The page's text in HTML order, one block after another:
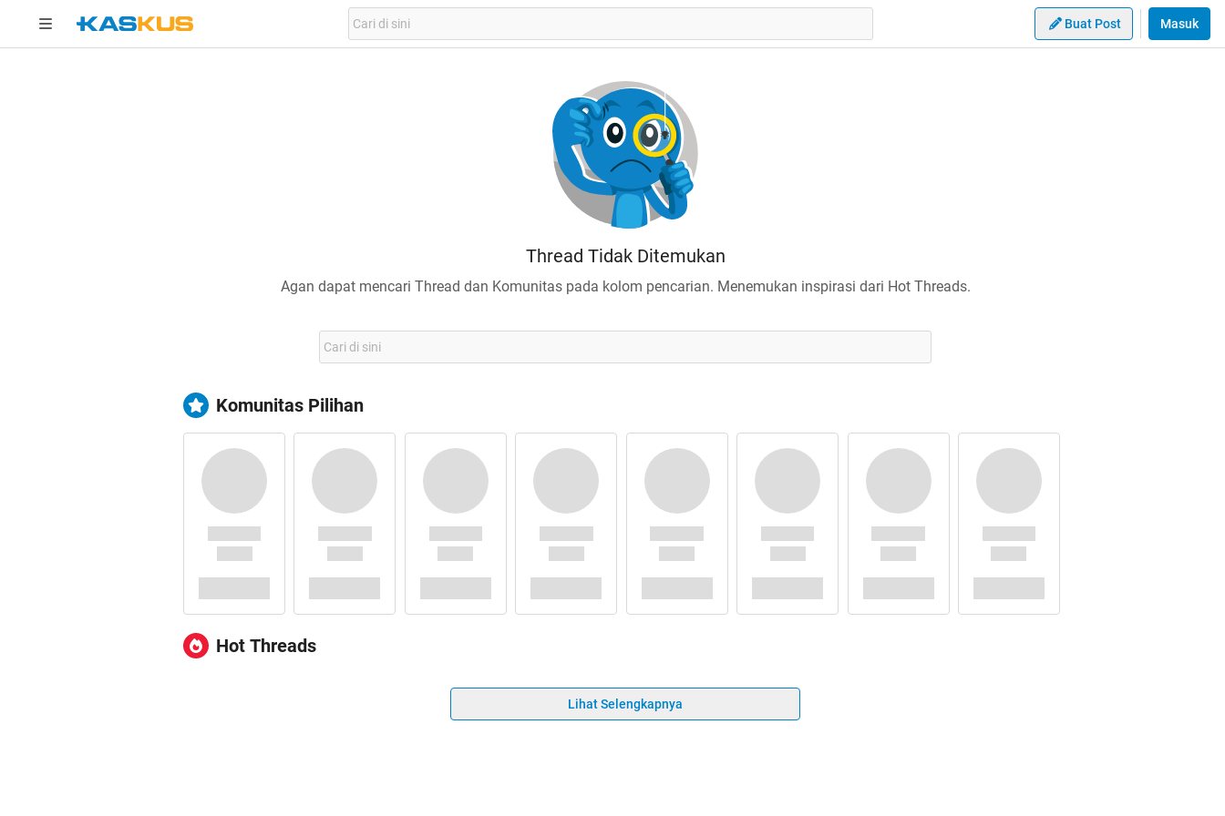
Buat Post Masuk
Thread Tidak Ditemukan
Agan dapat mencari Thread dan Komunitas pada kolom pencarian. Menemukan inspirasi dari Hot Threads.
Komunitas Pilihan
Hot Threads
Lihat Selengkapnya